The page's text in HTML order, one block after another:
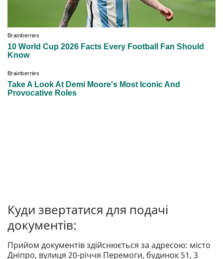
Куди звертатися для подачі
документів:
Прийом документів здійснюється за адресою: місто
Дніпро, вулиця 20-річчя Перемоги, будинок 51, 3